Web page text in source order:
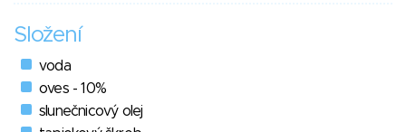
Složení
voda
oves - 10%
slunečnicový olej